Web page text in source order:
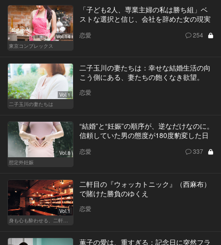
Vol.14
東京コンプレックス
「子ども2人、専業主婦の私は勝ち組」ベ
ストな選択と信じ、会社を辞めた女の現実
恋愛 254
Vol.1
二子玉川の妻たちは
二子玉川の妻たちは：幸せな結婚生活の向
こう側にある、妻たちの飽くなき欲望。
恋愛
Vol.8
想定外妊娠
“結婚”と“妊娠”の順序が、逆なだけなのに。
信頼していた男の態度が180度豹変した日
恋愛 337
Vol.1
身も心も酔わせる、二軒目の切り札
二軒目の『ウォッカトニック』（西麻布）
で賭けた勝負のゆくえ
恋愛
薫子の愛は、重すぎる：記念日に突然フラ